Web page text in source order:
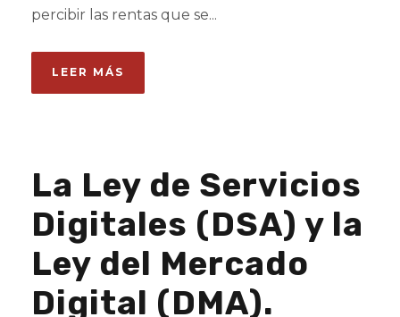
percibir las rentas que se...
LEER MÁS
La Ley de Servicios
Digitales (DSA) y la
Ley del Mercado
Digital (DMA).